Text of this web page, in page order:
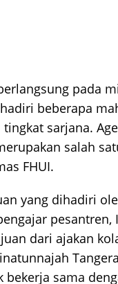
pada
beberapa
tingkat sarjana.
salah
FHUI.
yang dihadiri
pesantren,
dari ajakan
sama